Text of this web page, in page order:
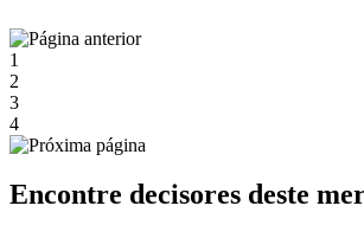
1
2
3
4
Encontre decisores deste